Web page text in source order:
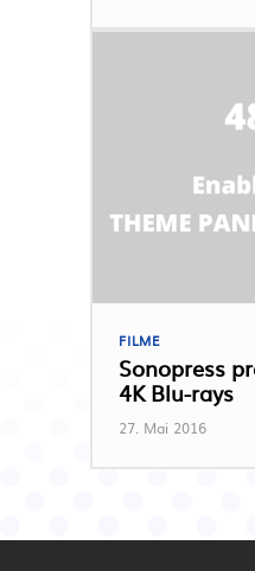
FILME
Sonopress
4K Blu-rays
27. Mai 2016